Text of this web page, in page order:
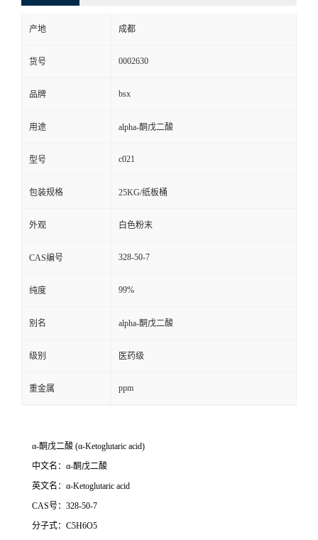
产地 成都
货号 0002630
品牌 bsx
用途 alpha-酮戊二酸
型号 c021
包装规格 25KG/纸板桶
外观 白色粉末
CAS编号 328-50-7
纯度 99%
别名 alpha-酮戊二酸
级别 医药级
重金属 ppm
α-酮戊二酸 (α-Ketoglutaric acid)
中文名： α-酮戊二酸
英文名： α-Ketoglutaric acid
CAS号： 328-50-7
分子式： C5H6O5